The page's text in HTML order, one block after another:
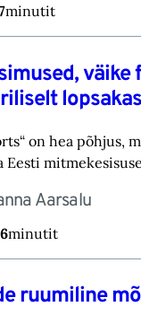
minutit
väike
on hea põhjus,
Eesti
Aarsalu
6minutit
ruumiline